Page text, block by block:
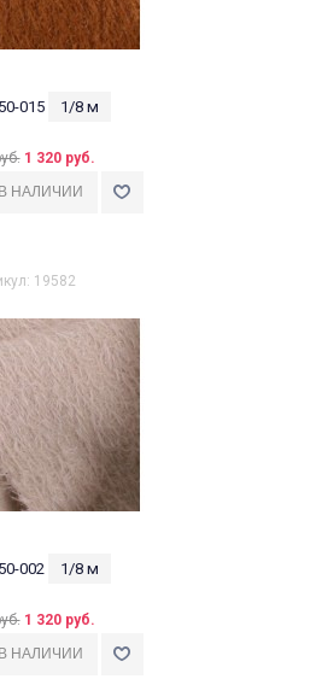
015 1/8 м
1 320 руб.
19582
002 1/8 м
1 320 руб.